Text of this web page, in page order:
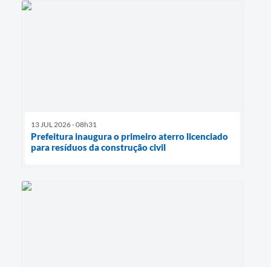
13 JUL 2026 - 08h31
Prefeitura inaugura o primeiro aterro licenciado
para resíduos da construção civil